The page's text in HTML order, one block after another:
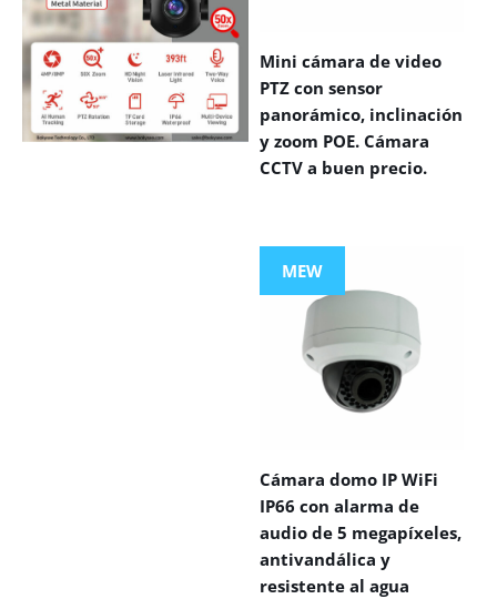
Mini cámara de video
PTZ con sensor
panorámico, inclinación
y zoom POE. Cámara
CCTV a buen precio.
MEW
Cámara domo IP WiFi
IP66 con alarma de
audio de 5 megapíxeles,
antivandálica y
resistente al agua